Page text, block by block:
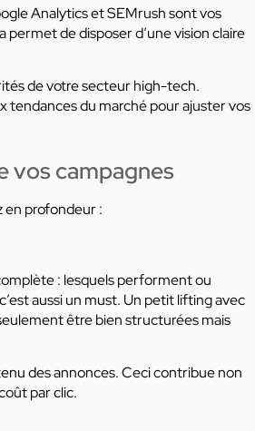
Analytics et SEMrush sont vos
permet de disposer d’une vision claire
de votre secteur high-tech.
tendances du marché pour ajuster vos
vos campagnes
en profondeur :
: lesquels performent ou
aussi un must. Un petit lifting avec
être bien structurées mais
des annonces. Ceci contribue non
par clic.